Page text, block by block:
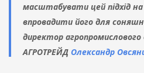
масштабувати цей підхід
впровадити його для
директор
АГРОТРЕЙД Олександр